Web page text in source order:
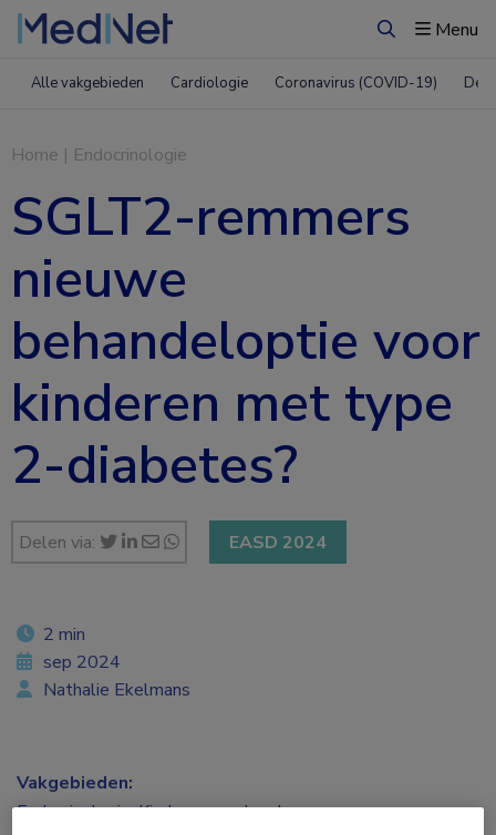
ZoekenMenu
Alle vakgebieden Cardiologie Coronavirus (COVID-19)
Home | Endocrinologie
SGLT2-remmers
nieuwe
behandeloptie voor
kinderen met type
2-diabetes?
Delen via: EASD 2024
2 min
sep 2024
Nathalie Ekelmans
Vakgebieden:
Endocrinologie,Kindergeneeskunde